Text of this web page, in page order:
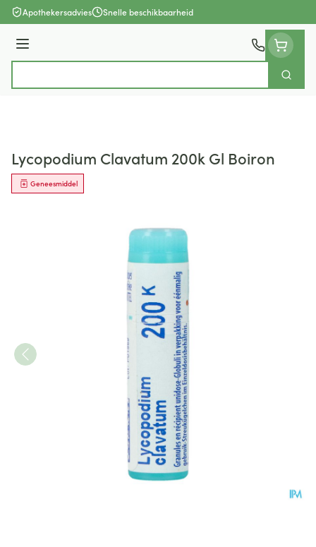
Ga naar de inhoud
Apothekersadvies Snelle beschikbaarheid
Menu
Zoek
Lycopodium Clavatum 200k Gl Boiron
Geneesmiddel